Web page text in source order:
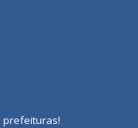
prefeituras!